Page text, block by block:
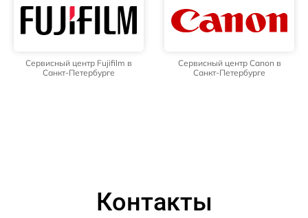
Сервисный центр Fujifilm в
Санкт-Петербурге
Сервисный центр Canon в
Санкт-Петербурге
Контакты